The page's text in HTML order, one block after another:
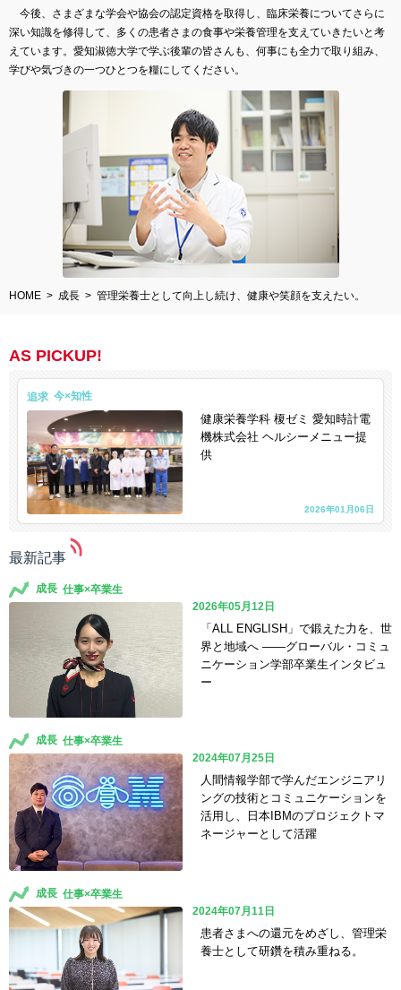
今後、さまざまな学会や協会の認定資格を取得し、臨床栄養についてさらに
深い知識を修得して、多くの患者さまの食事や栄養管理を支えていきたいと考
えています。愛知淑徳大学で学ぶ後輩の皆さんも、何事にも全力で取り組み、
学びや気づきの一つひとつを糧にしてください。
HOME 成長 管理栄養士として向上し続け、健康や笑顔を支えたい。
AS PICKUP!
追求
健康栄養学科 榎ゼミ 愛知時計電
機株式会社 ヘルシーメニュー提
供
2026年01月06日
最新記事
成長
「ALL ENGLISH」で鍛えた力を、世
界と地域へ ――グローバル・コミュ
ニケーション学部卒業生インタビュ
ー
2026年05月12日
成長
人間情報学部で学んだエンジニアリ
ングの技術とコミュニケーションを
活用し、日本IBMのプロジェクトマ
ネージャーとして活躍
2024年07月25日
成長
患者さまへの還元をめざし、管理栄
養士として研鑽を積み重ねる。
2024年07月11日